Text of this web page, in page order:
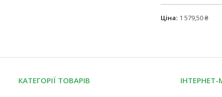
Ціна: 1 579,50 ₴
КАТЕГОРІЇ ТОВАРІВ ІНТЕРНЕТ-